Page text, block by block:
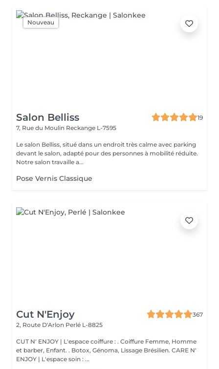
Nouveau
Salon Belliss
19
7, Rue du Moulin Reckange L-7595
Le salon Belliss, situé dans un endroit très calme avec parking
devant le salon, adapté pour des personnes à mobilité réduite.
Notre salon travaille a...
Pose Vernis Classique
Cut N'Enjoy
367
2, Route D'Arlon Perlé L-8825
CUT N' ENJOY | L'espace coiffure : . Coiffure Femme, Homme
et barber, Enfant. . Botox, Génoma, Lissage Brésilien. CARE N'
ENJOY | L'espace soin : ...